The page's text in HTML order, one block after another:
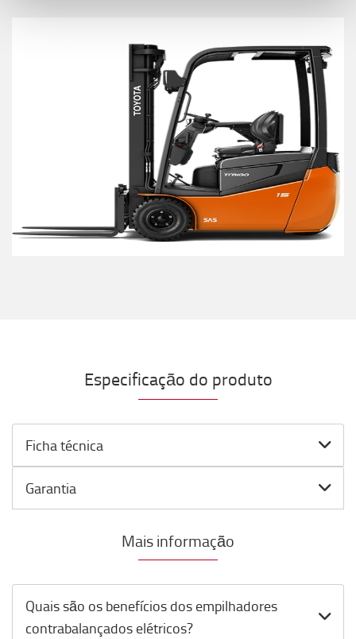
Especificação do produto
Ficha técnica
Garantia
Mais informação
Quais são os benefícios dos empilhadores
contrabalançados elétricos?